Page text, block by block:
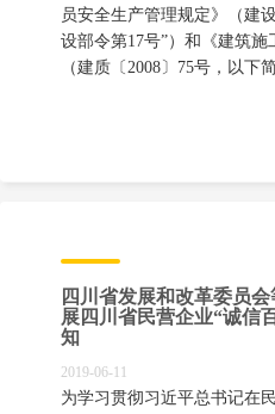
员安全生产管理规定》（建
设部令第17号”）和《建筑施
（建质〔2008〕75号， 以下
四川省发展和改革委员
展四川省民营企业“诚信
知
2019-06-11
为学习贯彻习近平总书记在